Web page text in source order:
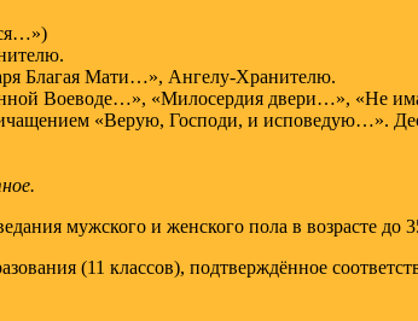
Благая Мати…», Ангелу-Хранителю.
Воеводе…», «Милосердия двери…», «Не
«Верую, Господи, и исповедую…».
мужского и женского пола в возрасте до
(11 классов), подтверждённое